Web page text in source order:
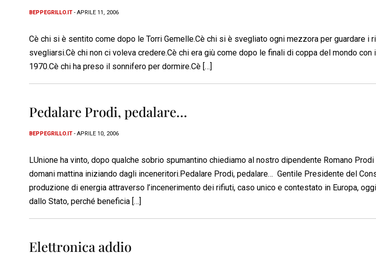
BEPPEGRILLO.IT - APRILE 11, 2006
Cè chi si è sentito come dopo le Torri Gemelle.Cè chi si è svegliato ogni mezzora per guardare i
svegliarsi.Cè chi non ci voleva credere.Cè chi era giù come dopo le finali di coppa del mondo
1970.Cè chi ha preso il sonnifero per dormire.Cè […]
Pedalare Prodi, pedalare…
BEPPEGRILLO.IT - APRILE 10, 2006
LUnione ha vinto, dopo qualche sobrio spumantino chiediamo al nostro dipendente Romano
domani mattina iniziando dagli inceneritori.Pedalare Prodi, pedalare…  Gentile Presidente del
produzione di energia attraverso l’incenerimento dei rifiuti, caso unico e contestato in Europa,
dallo Stato, perché beneficia […]
Elettronica addio